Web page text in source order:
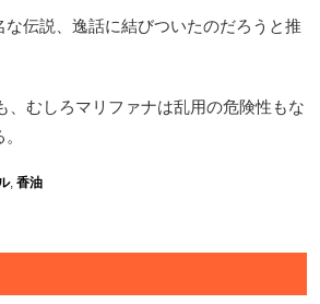
伝説、逸話に結びついたのだろうと推
むしろマリファナは乱用の危険性もな
, 香油